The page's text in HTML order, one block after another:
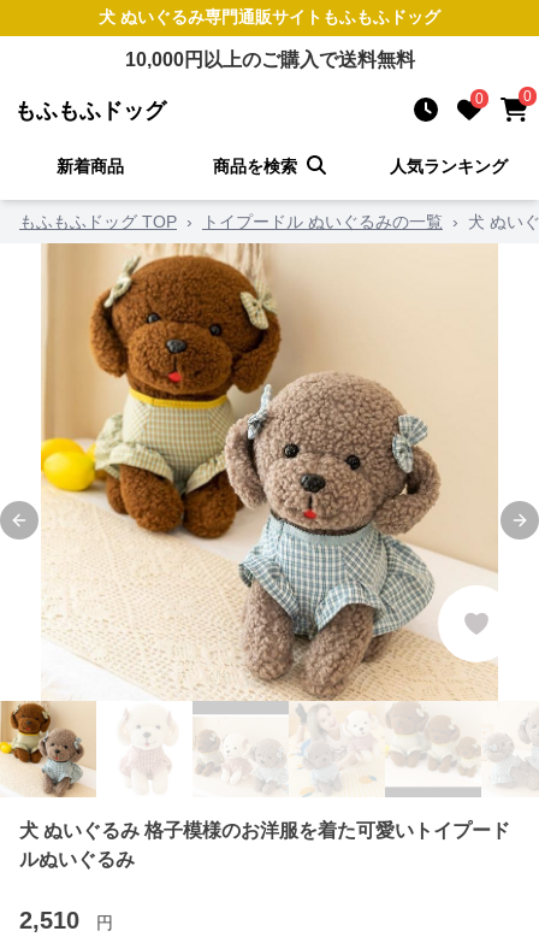
犬 ぬいぐるみ専門通販サイト もふもふドッグ
10,000円以上のご購入で送料無料
もふもふドッグ 0 0
新着商品 商品を検索 人気ランキング
もふもふドッグ TOP › トイプードル ぬいぐるみの一覧 › 犬 ぬい
Previous slide
犬 ぬいぐるみ 格子模様のお洋服を着た可愛いトイプード
ルぬいぐるみ
2,510 円